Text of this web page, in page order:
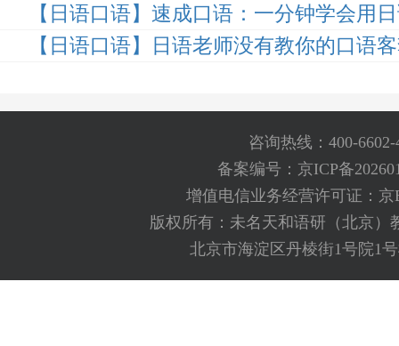
【日语口语】速成口语：一分钟学会用
【日语口语】日语老师没有教你的口语
咨询热线：400-6602-
备案编号：京ICP备
增值电信业务经营许可证：京
版权所有：未名天和语研（北京）
北京市海淀区丹棱街1号院1